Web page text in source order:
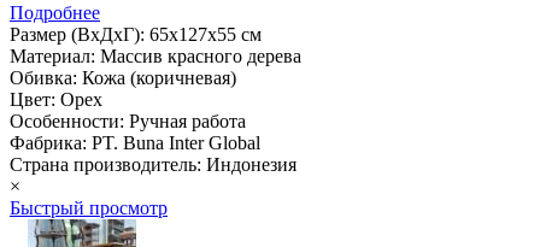
Подробнее
Размер (ВхДхГ): 65х127х55 см
Материал: Массив красного дерева
Обивка: Кожа (коричневая)
Цвет: Орех
Особенности: Ручная работа
Фабрика: PT. Buna Inter Global
Страна производитель: Индонезия
×
Быстрый просмотр